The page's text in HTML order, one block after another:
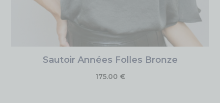
Sautoir Années Folles Bronze
175.00 €